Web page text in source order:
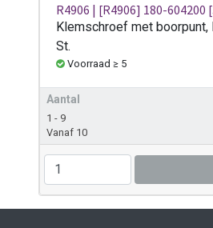
R4906 | [R4906] 180-604200
Klemschroef met boorpunt,
St.
Voorraad ≥ 5
Aantal
1 - 9
Vanaf 10